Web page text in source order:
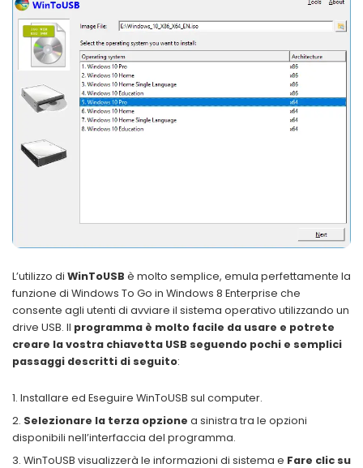
L’utilizzo di WinToUSB è molto semplice, emula perfettamente la
funzione di Windows To Go in Windows 8 Enterprise che
consente agli utenti di avviare il sistema operativo utilizzando un
drive USB. Il programma è molto facile da usare e potrete
creare la vostra chiavetta USB seguendo pochi e semplici
passaggi descritti di seguito:
Installare ed Eseguire WinToUSB sul computer.
Selezionare la terza opzione a sinistra tra le opzioni
disponibili nell’interfaccia del programma.
WinToUSB visualizzerà le informazioni di sistema e Fare clic su